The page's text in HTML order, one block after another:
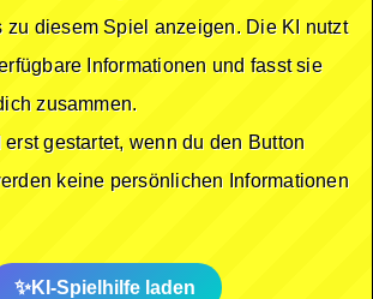
zu diesem Spiel anzeigen. Die KI nutzt
Informationen und fasst sie
zusammen.
erst gestartet, wenn du den Button
keine persönlichen Informationen
KI-Spielhilfe laden